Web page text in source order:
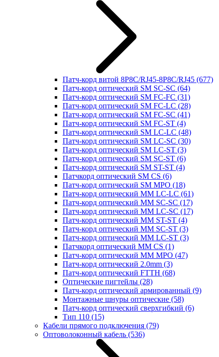
Патч-корд витой 8P8C/RJ45-8P8C/RJ45 (677)
Патч-корд оптический SM SC-SC (64)
Патч-корд оптический SM FC-FC (31)
Патч-корд оптический SM FC-LC (28)
Патч-корд оптический SM FC-SC (41)
Патч-корд оптический SM FC-ST (4)
Патч-корд оптический SM LC-LC (48)
Патч-корд оптический SM LC-SC (30)
Патч-корд оптический SM LC-ST (3)
Патч-корд оптический SM SC-ST (6)
Патч-корд оптический SM ST-ST (4)
Патчкорд оптический SM CS (6)
Патч-корд оптический SM MPO (18)
Патч-корд оптический MM LC-LC (61)
Патч-корд оптический MM SC-SC (17)
Патч-корд оптический MM LC-SC (17)
Патч-корд оптический MM ST-ST (4)
Патч-корд оптический MM SC-ST (3)
Патч-корд оптический MM LC-ST (3)
Патчкорд оптический MM CS (1)
Патч-корд оптический MM MPO (47)
Патч-корд оптический 2.0mm (3)
Патч-корд оптический FTTH (68)
Оптические пигтейлы (28)
Патч-корд оптический армированный (9)
Монтажные шнуры оптические (58)
Патч-корд оптический сверхгибкий (6)
Тип 110 (15)
Кабели прямого подключения (79)
Оптоволоконный кабель (536)